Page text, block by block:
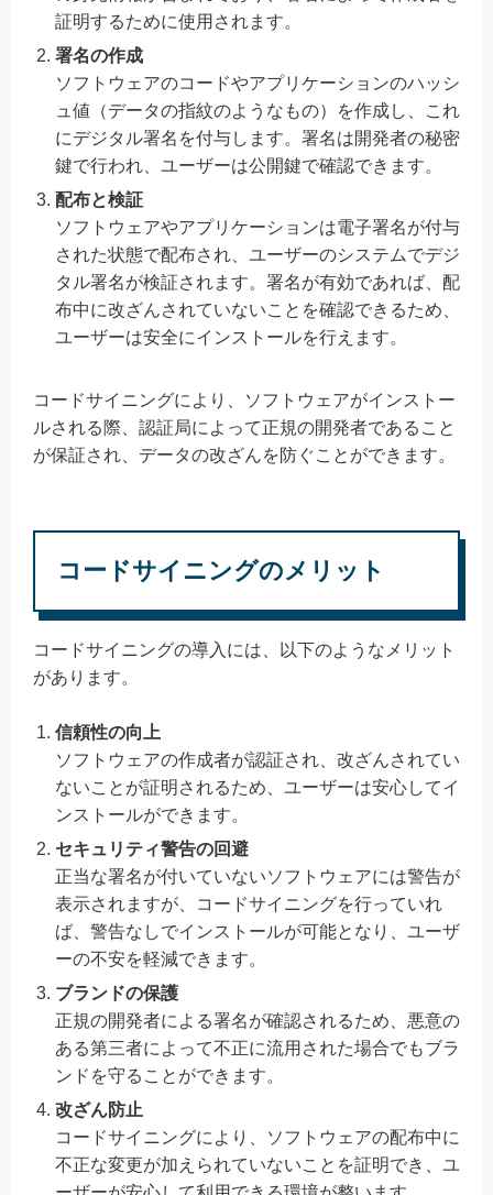
証明するために使用されます。
署名の作成
ソフトウェアのコードやアプリケーションのハッシ
ュ値（データの指紋のようなもの）を作成し、これ
にデジタル署名を付与します。署名は開発者の秘密
鍵で行われ、ユーザーは公開鍵で確認できます。
配布と検証
ソフトウェアやアプリケーションは電子署名が付与
された状態で配布され、ユーザーのシステムでデジ
タル署名が検証されます。署名が有効であれば、配
布中に改ざんされていないことを確認できるため、
ユーザーは安全にインストールを行えます。
コードサイニングにより、ソフトウェアがインストー
ルされる際、認証局によって正規の開発者であること
が保証され、データの改ざんを防ぐことができます。
コードサイニングのメリット
コードサイニングの導入には、以下のようなメリット
があります。
信頼性の向上
ソフトウェアの作成者が認証され、改ざんされてい
ないことが証明されるため、ユーザーは安心してイ
ンストールができます。
セキュリティ警告の回避
正当な署名が付いていないソフトウェアには警告が
表示されますが、コードサイニングを行っていれ
ば、警告なしでインストールが可能となり、ユーザ
ーの不安を軽減できます。
ブランドの保護
正規の開発者による署名が確認されるため、悪意の
ある第三者によって不正に流用された場合でもブラ
ンドを守ることができます。
改ざん防止
コードサイニングにより、ソフトウェアの配布中に
不正な変更が加えられていないことを証明でき、ユ